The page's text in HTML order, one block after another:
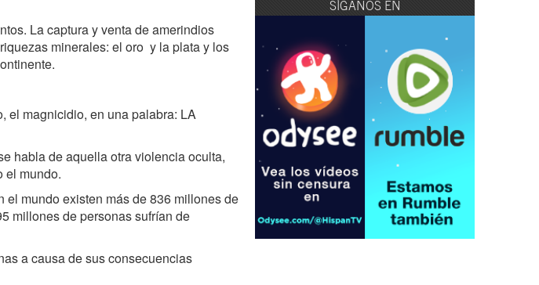
La captura y venta de amerindios
minerales: el oro y la plata y los
el magnicidio, en una palabra: LA
habla de aquella otra violencia oculta,
el mundo.
mundo existen más de 836 millones de
millones de personas sufrían de
a causa de sus consecuencias
El Hombre eterno | Parte 2
CGRI de Irán asesta duros golpes a EEUU
con ataque simultáneo en Asia Occidental |
Detrás de la Razón
SÍGANOS EN